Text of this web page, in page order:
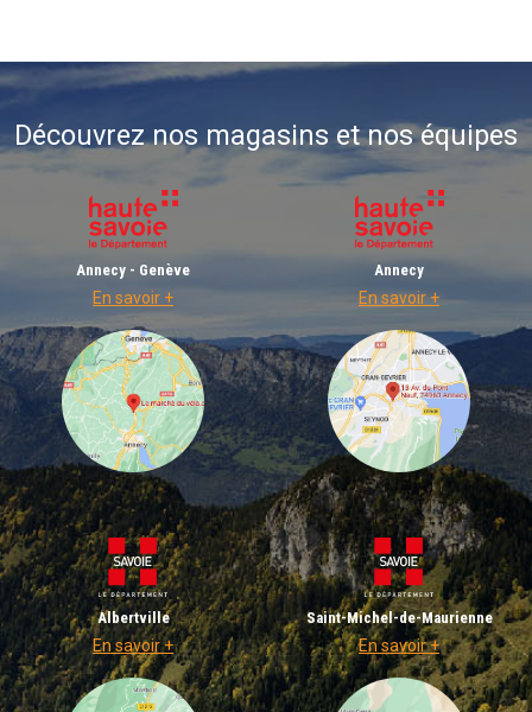
Découvrez nos magasins et nos équipes
Annecy - Genève
En savoir +
Annecy
En savoir +
Albertville
En savoir +
Saint-Michel-de-Maurienne
En savoir +